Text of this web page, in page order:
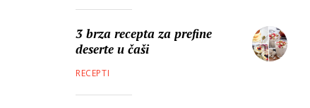
3 brza recepta za prefine
deserte u čaši
RECEPTI